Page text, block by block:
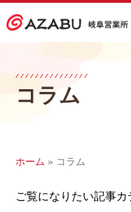
コラム
ホーム » コラム
ご覧になりたい記事カ